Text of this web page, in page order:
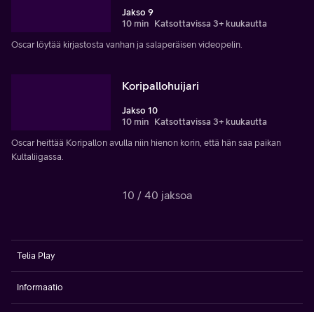
Jakso 9
10 min Katsottavissa 3+ kuukautta
Oscar löytää kirjastosta vanhan ja salaperäisen videopelin.
Koripallohuijari
Jakso 10
10 min Katsottavissa 3+ kuukautta
Oscar heittää Koripallon avulla niin hienon korin, että hän saa paikan
Kultaliigassa.
10 / 40 jaksoa
Telia Play
Informaatio